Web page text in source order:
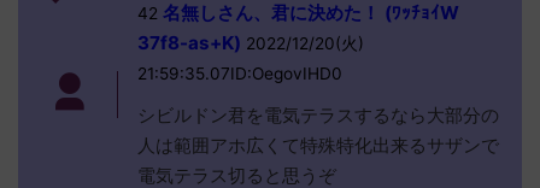
42 名無しさん、君に決めた！ (ﾜｯﾁｮｲW
37f8-as+K) 2022/12/20(火)
21:59:35.07ID:OegovIHD0
シビルドン君を電気テラスするなら大部分の
人は範囲アホ広くて特殊特化出来るサザンで
電気テラス切ると思うぞ